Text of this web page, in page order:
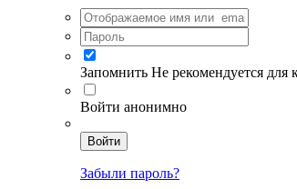
Запомнить Не рекомендуется
Войти анонимно
Войти
Забыли пароль?